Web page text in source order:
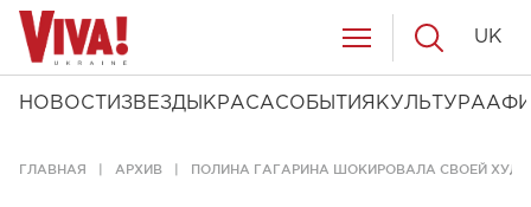
НОВОСТИ ЗВЕЗДЫ КРАСАСОБЫТИЯ КУЛЬТУРА
UK
ГЛАВНАЯ АРХИВ ПОЛИНА ГАГАРИНА ШОКИРОВАЛА СВОЕЙ